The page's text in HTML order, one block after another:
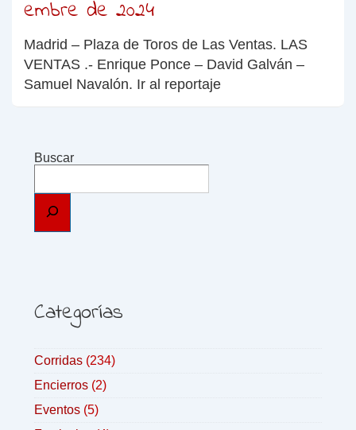
embre de 2024
Madrid – Plaza de Toros de Las Ventas. LAS
VENTAS .- Enrique Ponce – David Galván –
Samuel Navalón. Ir al reportaje
Buscar
Categorías
Corridas (234)
Encierros (2)
Eventos (5)